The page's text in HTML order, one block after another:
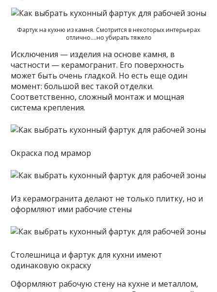
Фартук на кухню из камня. Смотрится в некоторых интерьерах
отлично….но убирать тяжело
Исключения — изделия на основе камня, в
частности — керамогранит. Его поверхность
может быть очень гладкой. Но есть еще один
момент: большой вес такой отделки.
Соответственно, сложный монтаж и мощная
система крепления.
Окраска под мрамор
Из керамогранита делают не только плитку, но и
оформляют ими рабочие стены
Столешница и фартук для кухни имеют
одинаковую окраску
Оформляют рабочую стену на кухне и металлом,